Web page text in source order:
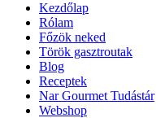
Kezdőlap
Rólam
Főzök neked
Török gasztroutak
Blog
Receptek
Nar Gourmet Tudástár
Webshop